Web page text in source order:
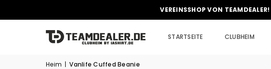
VEREINSSHOP VON TEAMDEALER!
STARTSEITE CLUBHEIM
Heim | Vanlife Cuffed Beanie